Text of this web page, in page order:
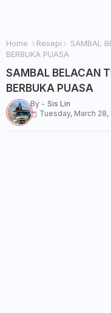
Home Resepi
SAMBAL
BERBUKA PUASA
SAMBAL BELACAN
BERBUKA PUASA
By - Sis Lin
Tuesday, March 28,